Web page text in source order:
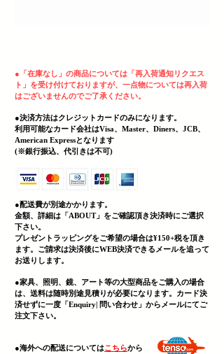
● 「在庫なし」の商品については「再入荷通知リクエス
ト」を受け付けておりますが、一点物については再入荷
はございませんのでご了承ください。
●決済方法はクレジットカードのみになります。
利用可能なカード会社はVisa、Master、Diners、JCB、
American Expressとなります
(​※銀行振込、代引きは不可)
●配送費が別途かかります。
金額、詳細は「 ABOUT」をご確認頂き決済時にご選択
下さい。
プレゼントラッピングをご希望の場合は¥150+税を頂き
ます。ご請求は決済後にWEB決済できるメールを追って
お送りします。
●家具、照明、鏡、 アート等の大型商品をご購入の場合
は、送料は随時別途見積りが必要になります。カード決
済せずに一度「Enquiry| 問い合わせ」からメールにてご
注文下さい。
​●海外への配送についてはこちらから